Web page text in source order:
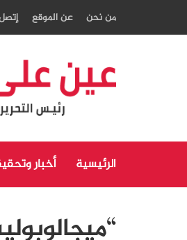
من نحن عن الموقع
الرئيسية أخبار